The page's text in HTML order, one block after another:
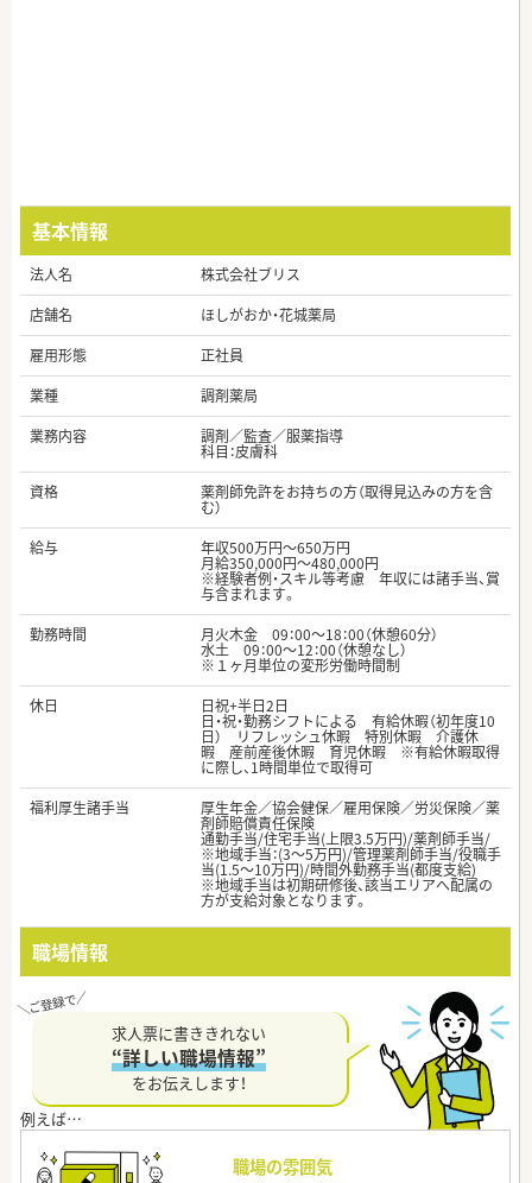
基本情報
法人名
株式会社ブリス
店舗名
ほしがおか・花城薬局
雇用形態
正社員
業種
調剤薬局
業務内容
調剤／監査／服薬指導
科目：皮膚科
資格
薬剤師免許をお持ちの方（取得見込みの方を含
む）
給与
年収500万円～650万円
月給350,000円～480,000円
※経験者例・スキル等考慮 年収には諸手当、賞
与含まれます。
勤務時間
月火木金 09：00～18：00（休憩60分）
水土 09：00～12：00（休憩なし）
※１ヶ月単位の変形労働時間制
休日
日祝+半日2日
日・祝・勤務シフトによる 有給休暇（初年度10
日） リフレッシュ休暇 特別休暇 介護休
暇 産前産後休暇 育児休暇 ※有給休暇取得
に際し、1時間単位で取得可
福利厚生諸手当
厚生年金／協会健保／雇用保険／労災保険／薬
剤師賠償責任保険
通勤手当/住宅手当(上限3.5万円)/薬剤師手当/
※地域手当：(3～5万円)/管理薬剤師手当/役職手
当(1.5～10万円)/時間外勤務手当(都度支給)
※地域手当は初期研修後、該当エリアへ配属の
方が支給対象となります。
職場情報
求人票に書ききれない
“詳しい職場情報”
をお伝えします！
職場の雰囲気